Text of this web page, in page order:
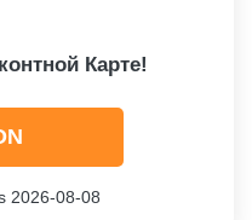
Карте!
2026-08-08